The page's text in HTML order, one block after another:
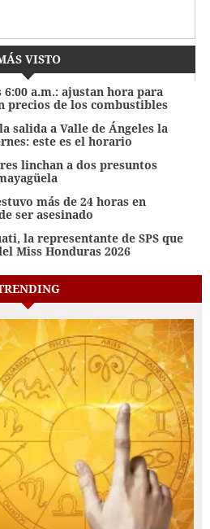
VISTO
6:00 a.m.: ajustan hora para
precios de los combustibles
salida a Valle de Ángeles la
este es el horario
linchan a dos presuntos
más de 24 horas en
ser asesinado
la representante de SPS que
Miss Honduras 2026